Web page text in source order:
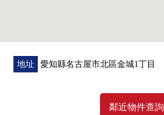
地址 愛知縣名古屋市北區金城1丁目
鄰近物件查詢